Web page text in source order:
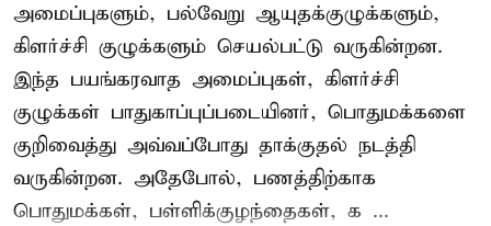
அமைப்புகளும், பல்வேறு ஆயுதக்குழுக்களும்,
கிளர்ச்சி குழுக்களும் செயல்பட்டு வருகின்றன.
இந்த பயங்கரவாத அமைப்புகள், கிளர்ச்சி
குழுக்கள் பாதுகாப்புப்படையினர், பொதுமக்களை
குறிவைத்து அவ்வப்போது தாக்குதல் நடத்தி
வருகின்றன. அதேபோல், பணத்திற்காக
பொதுமக்கள், பள்ளிக்குழந்தைகள், க ...